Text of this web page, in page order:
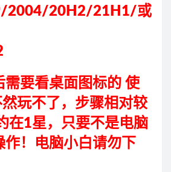
2004/20H2/21H1/或
需要看桌面图标的 使
玩不了，步骤相对较
在1星，只要不是电脑
作！电脑小白请勿下